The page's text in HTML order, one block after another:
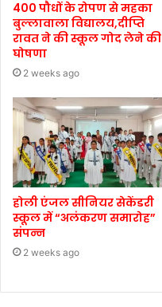
400 पौधों के रोपण से महका
बुल्लावाला विद्यालय,दीप्ति
रावत ने की स्कूल गोद लेने की
घोषणा
2 weeks ago
होली एंजल सीनियर सेकेंडरी
स्कूल में “अलंकरण समारोह”
संपन्न
2 weeks ago